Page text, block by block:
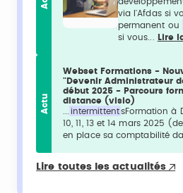
via l'Afdas si
permanent ou
si vous...
Lire
Actu
Webset Formations -
"Devenir Administrateur
début 2025 - Parcours
distance (visio)
intermittentsFormation à
10, 11, 13 et 14 mars 2025
en place sa comptabilité
Lire toutes les actualités